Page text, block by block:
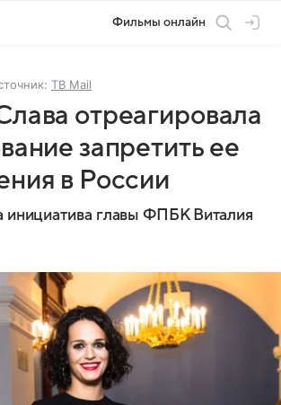
Фильмы онлайн
ТВ Mail
отреагировала
запретить ее
в России
инициатива главы ФПБК Виталия